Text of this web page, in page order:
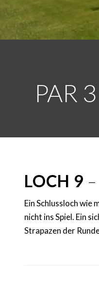
PAR 3
LOCH 9
Ein Schlussloch wie
nicht ins Spiel. Ein
Strapazen der